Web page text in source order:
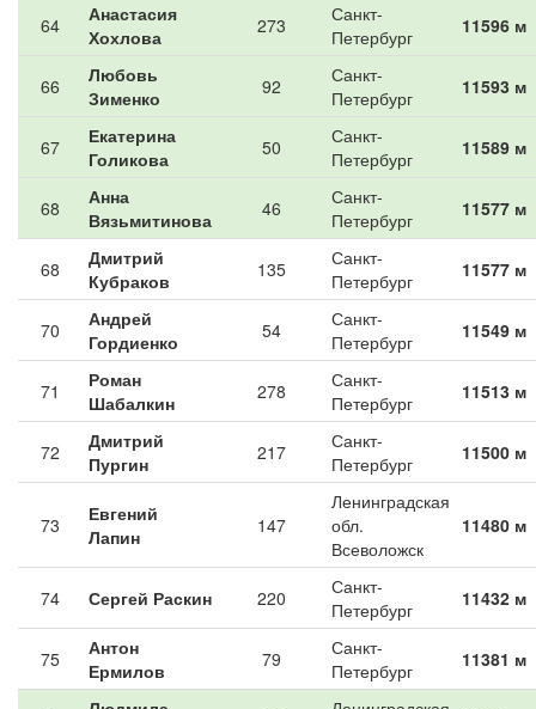
64
Анастасия
Хохлова
273
Санкт-
Петербург
11596 м
66
Любовь
Зименко
92
Санкт-
Петербург
11593 м
67
Екатерина
Голикова
50
Санкт-
Петербург
11589 м
68
Анна
Вязьмитинова
46
Санкт-
Петербург
11577 м
68
Дмитрий
Кубраков
135
Санкт-
Петербург
11577 м
70
Андрей
Гордиенко
54
Санкт-
Петербург
11549 м
71
Роман
Шабалкин
278
Санкт-
Петербург
11513 м
72
Дмитрий
Пургин
217
Санкт-
Петербург
11500 м
73
Евгений
Лапин
147
Ленинградская
обл.
Всеволожск
11480 м
74 Сергей Раскин 220
Санкт-
Петербург
11432 м
75
Антон
Ермилов
79
Санкт-
Петербург
11381 м